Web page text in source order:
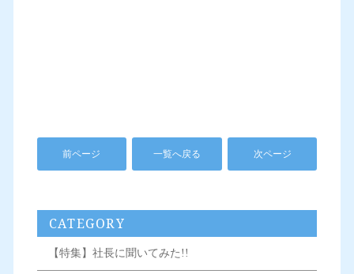
前ページ 一覧へ戻る 次ページ
CATEGORY
【特集】社長に聞いてみた!!